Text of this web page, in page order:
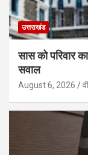
उत्तराखंड
सास को परिवार
सवाल
August 6, 2026